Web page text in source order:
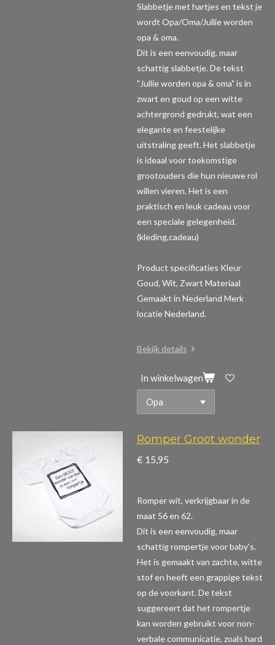
Slabbetje met hartjes en tekst je
wordt Opa/Oma/Jullie worden
opa & oma.
Dit is een eenvoudig, maar
schattig slabbetje. De tekst
"Jullie worden opa & oma" is in
zwart en goud op een witte
achtergrond gedrukt, wat een
elegante en feestelijke
uitstraling geeft. Het slabbetje
is ideaal voor toekomstige
grootouders die hun nieuwe rol
willen vieren. Het is een
praktisch en leuk cadeau voor
een speciale gelegenheid.
(kleding,cadeau)
Product specificaties Kleur
Goud, Wit, Zwart Materiaal
Gemaakt in Nederland Merk
locatie Nederland.
Bekijk details
In winkelwagen
Romper Groot wonder
€ 15,95
Romper wit, verkrijgbaar in de
maat 56 en 62.
Dit is een eenvoudig, maar
schattig rompertje voor baby's.
Het is gemaakt van zachte, witte
stof en heeft een grappige tekst
op de voorkant. De tekst
suggereert dat het rompertje
kan worden gebruikt voor non-
verbale communicatie, zoals hard